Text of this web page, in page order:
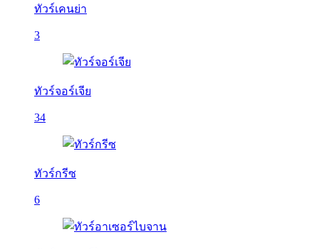
ทัวร์เคนย่า
3
ทัวร์จอร์เจีย
34
ทัวร์กรีซ
6